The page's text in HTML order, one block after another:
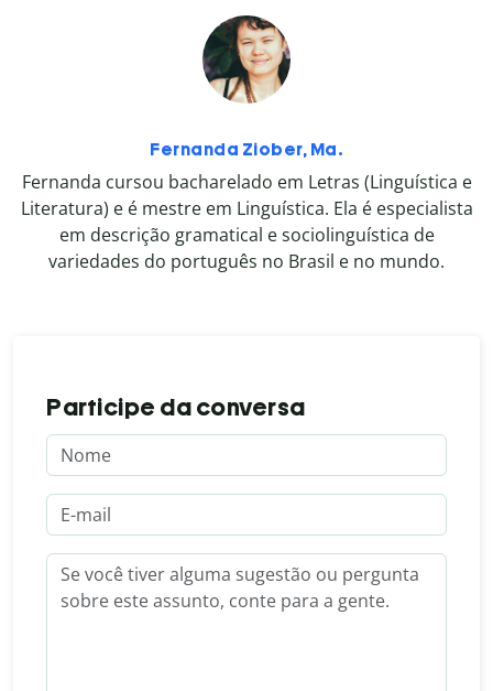
Fernanda Ziober, Ma.
Fernanda cursou bacharelado em Letras (Linguística e
Literatura) e é mestre em Linguística. Ela é especialista
em descrição gramatical e sociolinguística de
variedades do português no Brasil e no mundo.
Participe da conversa